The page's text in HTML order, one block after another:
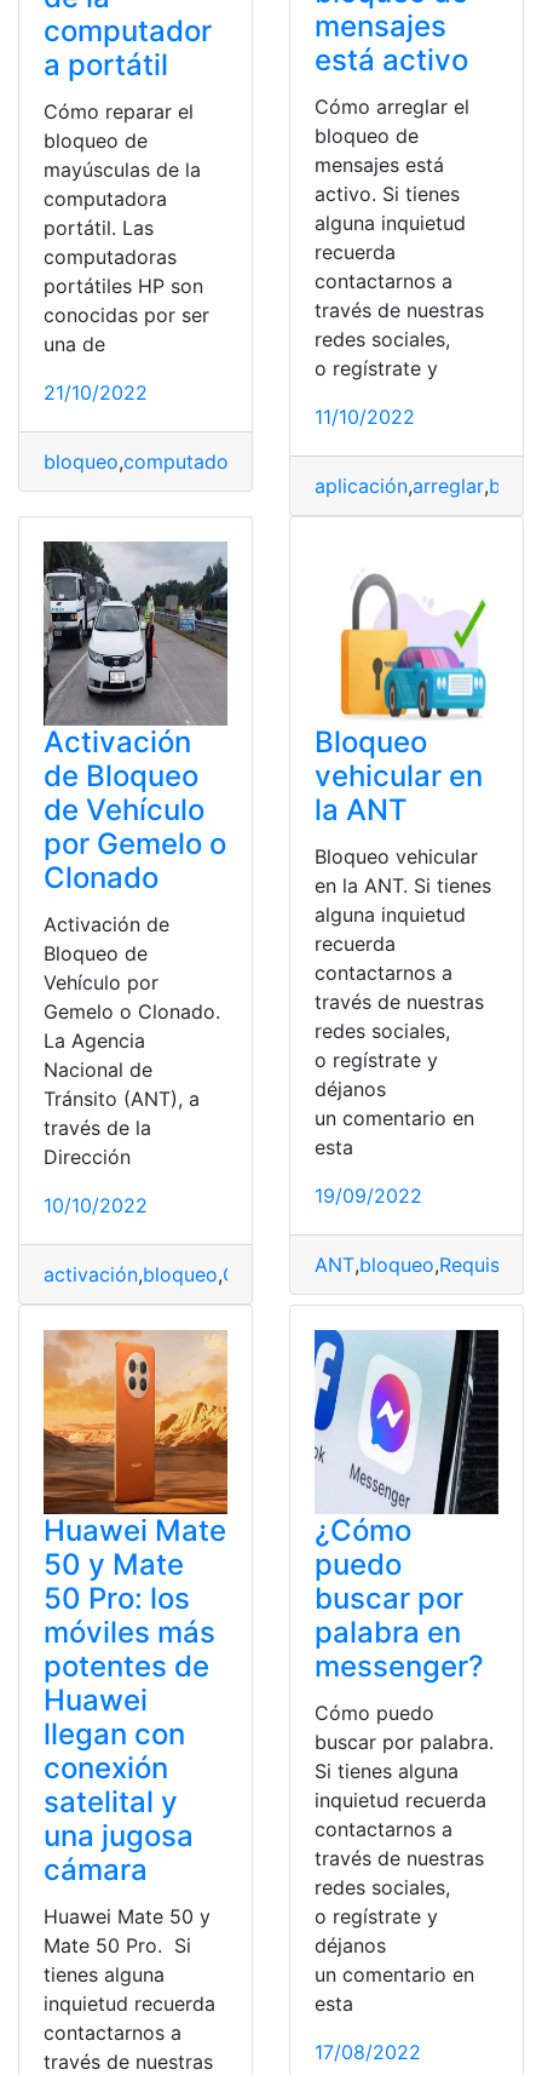
computador
a portátil
Cómo reparar el
bloqueo de
mayúsculas de la
computadora
portátil. Las
computadoras
portátiles HP son
conocidas por ser
una de
21/10/2022
bloqueo,computadora mayúsculas,Portátil,Reparar
mensajes
está activo
Cómo arreglar el
bloqueo de
mensajes está
activo. Si tienes
alguna inquietud
recuerda
contactarnos a
través de nuestras
redes sociales,
o regístrate y
11/10/2022
aplicación,arreglar,
Activación
de Bloqueo
de Vehículo
por Gemelo o
Clonado
Activación de
Bloqueo de
Vehículo por
Gemelo o Clonado.
La Agencia
Nacional de
Tránsito (ANT), a
través de la
Dirección
10/10/2022
activación,bloqueo,Clonado Gemelo,Noticias,Vehículo
Bloqueo
vehicular en
la ANT
Bloqueo vehicular
en la ANT. Si tienes
alguna inquietud
recuerda
contactarnos a
través de nuestras
redes sociales,
o regístrate y
déjanos
un comentario en
esta
19/09/2022
ANT,bloqueo,Requisitos
Huawei Mate
50 y Mate
50 Pro: los
móviles más
potentes de
Huawei
llegan con
conexión
satelital y
una jugosa
cámara
Huawei Mate 50 y
Mate 50 Pro. Si
tienes alguna
inquietud recuerda
contactarnos a
través de nuestras
¿Cómo
puedo
buscar por
palabra en
messenger?
Cómo puedo
buscar por palabra.
Si tienes alguna
inquietud recuerda
contactarnos a
través de nuestras
redes sociales,
o regístrate y
déjanos
un comentario en
esta
17/08/2022